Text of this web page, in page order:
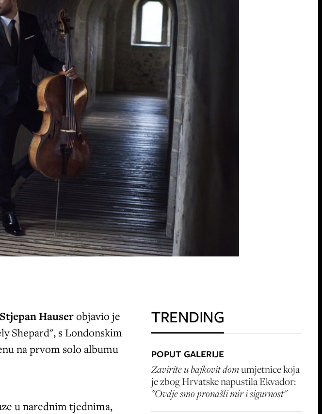
Stjepan Hauserobjavio je
Shepard", s Londonskim
na prvom solo albumu
u narednim tjednima,
TRENDING
POPUT GALERIJE
Zavirite u bajkovit domumjetnice koja
je zbog Hrvatske napustila Ekvador:
"Ovdje smo pronašli mir i sigurnost"